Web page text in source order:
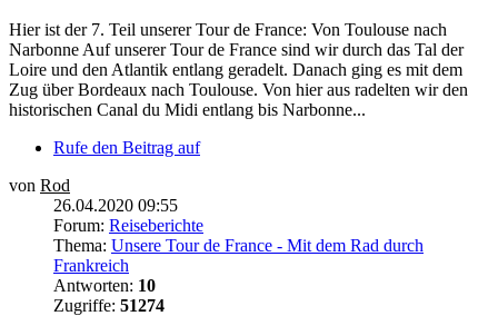
Hier ist der 7. Teil unserer Tour de France: Von Toulouse nach
Narbonne Auf unserer Tour de France sind wir durch das Tal der
Loire und den Atlantik entlang geradelt. Danach ging es mit dem
Zug über Bordeaux nach Toulouse. Von hier aus radelten wir den
historischen Canal du Midi entlang bis Narbonne...
Rufe den Beitrag auf
von Rod
26.04.2020 09:55
Forum: Reiseberichte
Thema: Unsere Tour de France - Mit dem Rad durch
Frankreich
Antworten: 10
Zugriffe: 51274